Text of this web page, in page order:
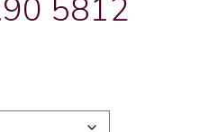
5812